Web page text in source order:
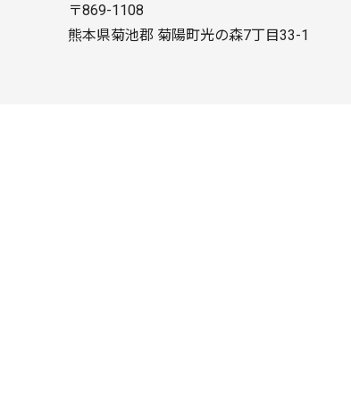
〒869-1108
熊本県菊池郡 菊陽町光の森7丁目33-1